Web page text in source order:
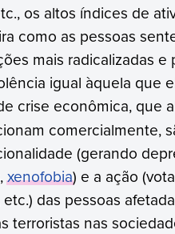
os altos índices de
como as pessoas
mais radicalizadas
igual àquela que
crise econômica, que
comercialmente,
(gerando
xenofobia) e a ação
das pessoas
terroristas nas